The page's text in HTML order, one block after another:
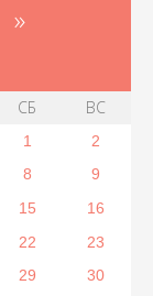
»
СБ ВС
1
2
8
9
15
16
22
23
29 30